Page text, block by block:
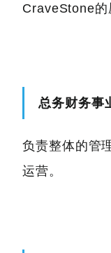
CraveStone的
总务财务事
负责整体的管
运营。